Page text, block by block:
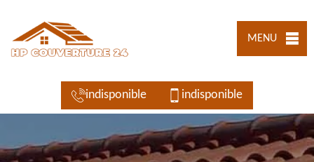
MENU
indisponible indisponible